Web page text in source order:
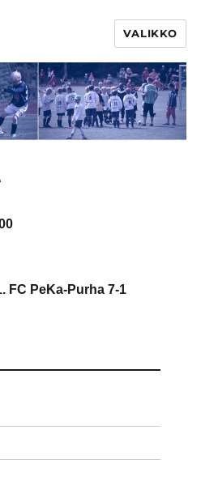
VALIKKO
FC PeKa-Purha 7-1